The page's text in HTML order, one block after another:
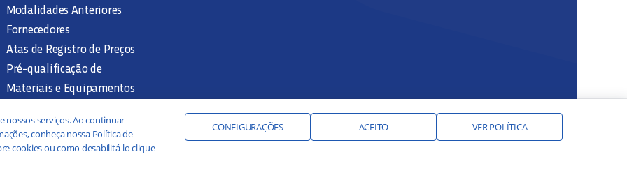
Modalidades Anteriores
Fornecedores
Atas de Registro de Preços
Pré-qualificação de
Materiais e Equipamentos
Documentação Interna
nossos serviços. Ao continuar
conheça nossa Política de
cookies ou como desabilitá-lo clique
CONFIGURAÇÕES ACEITO VER POLÍTICA